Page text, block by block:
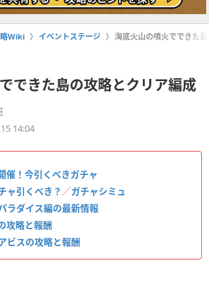
Wiki イベントステージ 海底火山の噴火でできた
できた島の攻略とクリア編成
14:04
催！今引くべきガチャ
ャ引くべき？ ／ガチャシミュ
ラダイス編の最新情報
攻略と報酬
ビスの攻略と報酬